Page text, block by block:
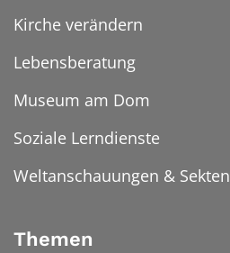
Kirche verändern
Lebensberatung
Museum am Dom
Soziale Lerndienste
Weltanschauungen & Sekten
Themen